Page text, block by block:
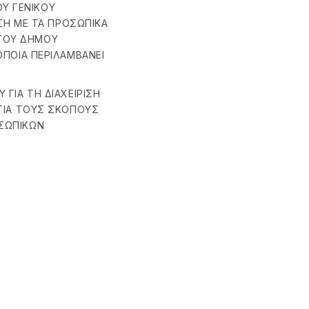
ΓΕΝΙΚΟΎ
ΜΕ ΤΑ ΠΡΟΣΩΠΙΚΆ
ΔΉΜΟΥ
ΠΕΡΙΛΑΜΒΆΝΕΙ
ΤΗ ΔΙΑΧΕΊΡΙΣΗ
ΤΟΥΣ ΣΚΟΠΟΎΣ